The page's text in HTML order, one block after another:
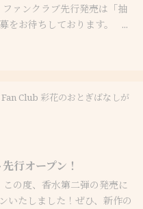
ァンクラブ先行発売は「抽
をお待ちしております。 ...
Club 彩花のおとぎばなしが
行オープン！
の度、香水第二弾の発売に
いたしました！ぜひ、新作の